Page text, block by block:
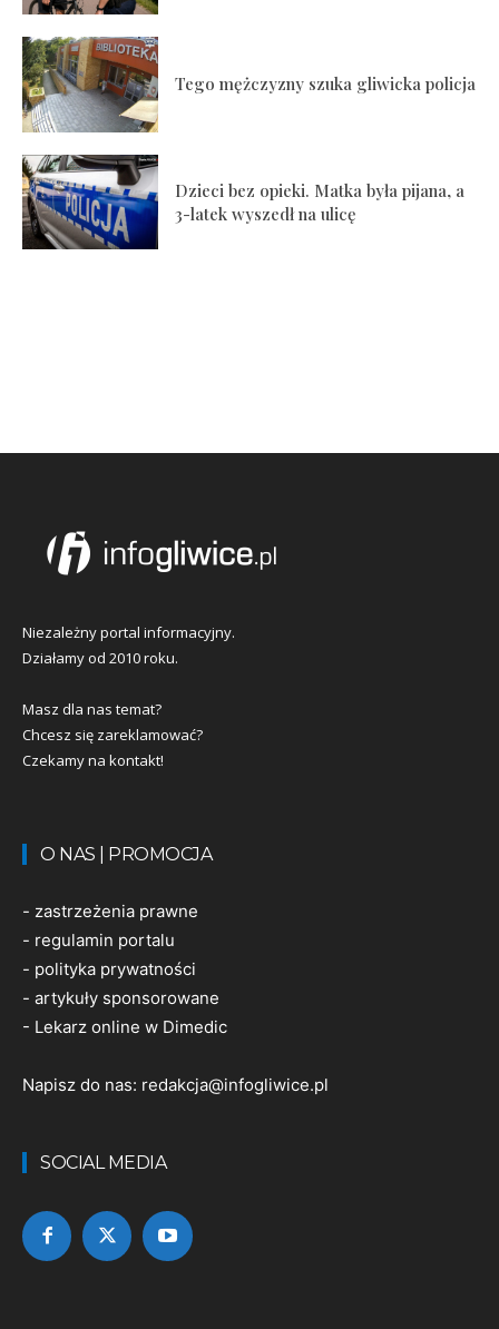
Tego mężczyzny szuka gliwicka policja
Dzieci bez opieki. Matka była pijana, a
3-latek wyszedł na ulicę
Niezależny portal informacyjny.
Działamy od 2010 roku.
Masz dla nas temat?
Chcesz się zareklamować?
Czekamy na kontakt!
O NAS | PROMOCJA
- zastrzeżenia prawne
- regulamin portalu
- polityka prywatności
- artykuły sponsorowane
- Lekarz online w Dimedic
Napisz do nas: redakcja@infogliwice.pl
SOCIAL MEDIA